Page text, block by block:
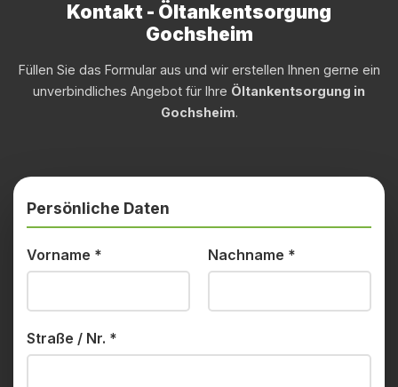
Kontakt - Öltankentsorgung
Gochsheim
Füllen Sie das Formular aus und wir erstellen Ihnen gerne ein
unverbindliches Angebot für Ihre Öltankentsorgung in
Gochsheim.
Persönliche Daten
Vorname * Nachname *
Straße / Nr. *